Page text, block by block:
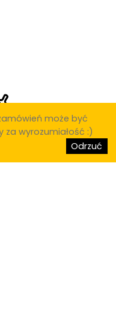
może być
za wyrozumiałość :)
Odrzuć